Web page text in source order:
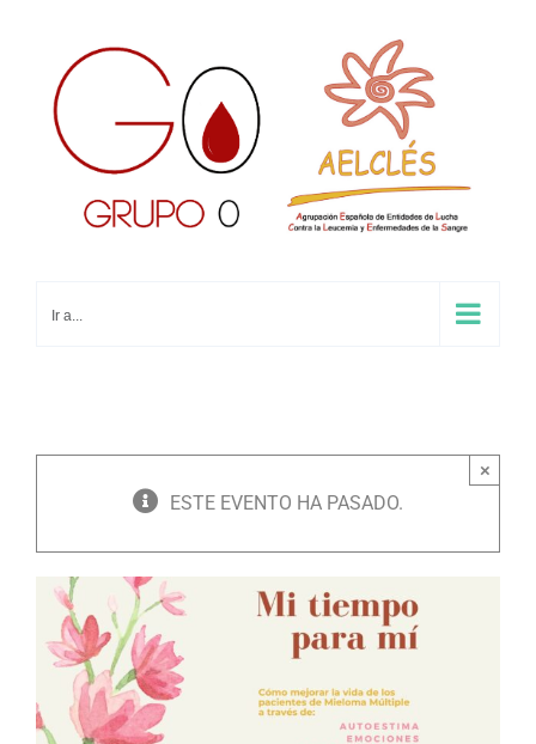
contenido
Ir a...
ESTE EVENTO HA PASADO.
×